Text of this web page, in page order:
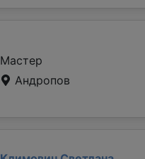
Мастер
Андропов